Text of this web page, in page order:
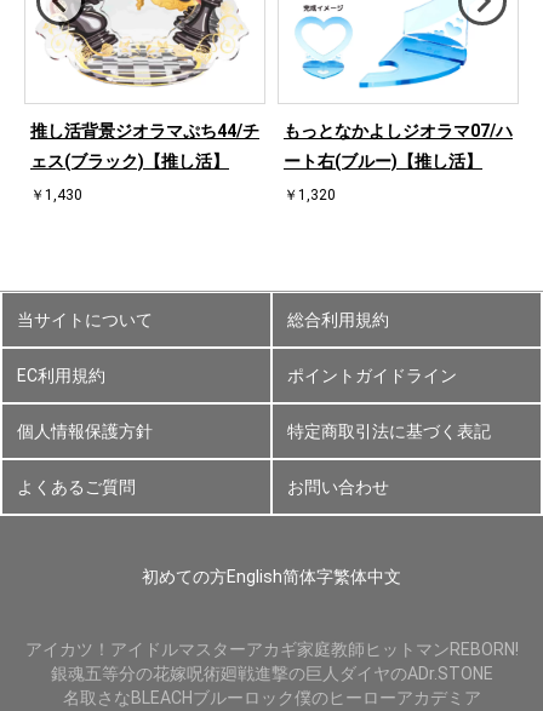
推し活背景ジオラマぷち44/チ
ェス(ブラック)【推し活】
￥1,430
もっとなかよしジオラマ07/ハ
ート右(ブルー)【推し活】
￥1,320
当サイトについて 総合利用規約
EC利用規約 ポイントガイドライン
個人情報保護方針 特定商取引法に基づく表記
よくあるご質問 お問い合わせ
初めての方English简体字繁体中文
アイカツ！ アイドルマスターアカギ家庭教師ヒットマンREBORN!
銀魂五等分の花嫁呪術廻戦進撃の巨人 ダイヤのADr.STONE
名取さなBLEACHブルーロック僕のヒーローアカデミア